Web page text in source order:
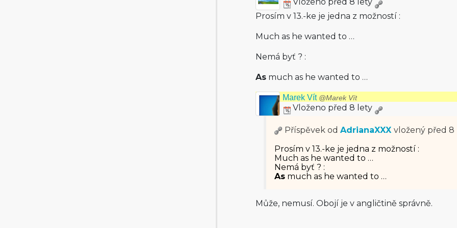
Prosím v 13.-ke je jedna z možností :
Much as he wanted to …
Nemá byť ? :
Asmuch as he wanted to …
Marek Vít @Marek Vít
Vloženo před 8 lety
Příspěvek od AdrianaXXX vložený před 8
Prosím v 13.-ke je jedna z možností :
Much as he wanted to …
Nemá byť ? :
Asmuch as he wanted to …
Může, nemusí. Obojí je v angličtině správně.